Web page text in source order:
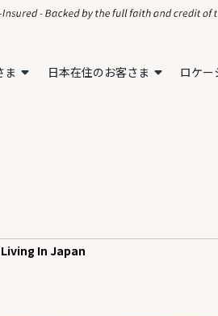
ま 日本在住のお客さま ロケー
In Japan